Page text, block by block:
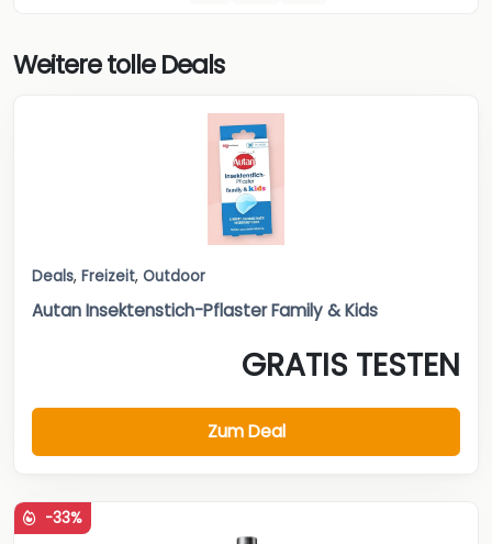
Weitere tolle Deals
Deals, Freizeit, Outdoor
Autan Insektenstich-Pflaster Family & Kids
GRATIS TESTEN
Zum Deal
-33%